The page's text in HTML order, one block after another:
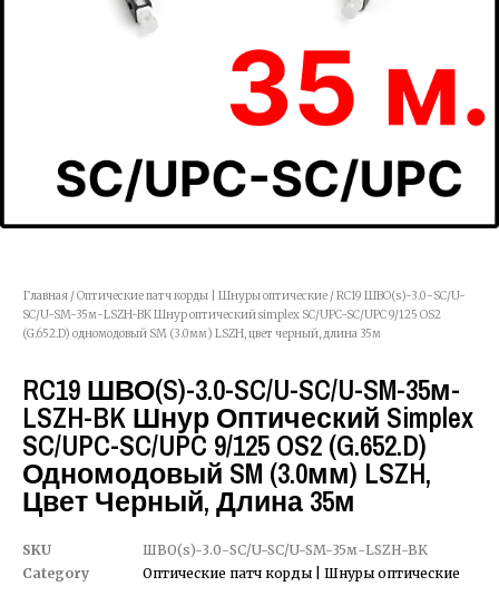
Главная /Оптические патч корды | Шнуры оптические / RC19 ШВО(s)-3.0-SC/U-
SC/U-SM-35м-LSZH-BK Шнур оптический simplex SC/UPC-SC/UPC 9/125 OS2
(G.652.D) одномодовый SM (3.0мм) LSZH, цвет черный, длина 35м
RC19 ШВО(s)-3.0-SC/U-SC/U-SM-35м-
LSZH-BK Шнур Оптический Simplex
SC/UPC-SC/UPC 9/125 OS2 (G.652.D)
Одномодовый SM (3.0мм) LSZH,
Цвет Черный, Длина 35м
SKU
ШВО(s)-3.0-SC/U-SC/U-SM-35м-LSZH-BK
Category
Оптические патч корды | Шнуры оптические